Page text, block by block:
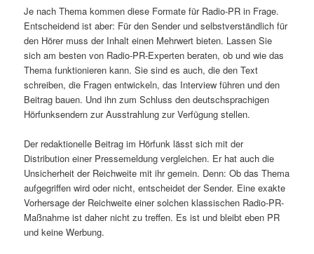
Je nach Thema kommen diese Formate für Radio-PR in Frage.
Entscheidend ist aber: Für den Sender und selbstverständlich für
den Hörer muss der Inhalt einen Mehrwert bieten. Lassen Sie
sich am besten von Radio-PR-Experten beraten, ob und wie das
Thema funktionieren kann. Sie sind es auch, die den Text
schreiben, die Fragen entwickeln, das Interview führen und den
Beitrag bauen. Und ihn zum Schluss den deutschsprachigen
Hörfunksendern zur Ausstrahlung zur Verfügung stellen.
Der redaktionelle Beitrag im Hörfunk lässt sich mit der
Distribution einer Pressemeldung vergleichen. Er hat auch die
Unsicherheit der Reichweite mit ihr gemein. Denn: Ob das Thema
aufgegriffen wird oder nicht, entscheidet der Sender. Eine exakte
Vorhersage der Reichweite einer solchen klassischen Radio-PR-
Maßnahme ist daher nicht zu treffen. Es ist und bleibt eben PR
und keine Werbung.